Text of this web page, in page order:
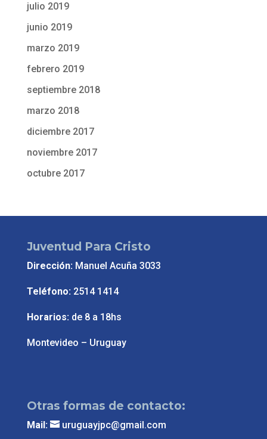
julio 2019
junio 2019
marzo 2019
febrero 2019
septiembre 2018
marzo 2018
diciembre 2017
noviembre 2017
octubre 2017
Juventud Para Cristo
Dirección: Manuel Acuña 3033
Teléfono:2514 1414
Horarios:de 8 a 18hs
Montevideo – Uruguay
Otras formas de contacto:
Mail: uruguayjpc@gmail.com